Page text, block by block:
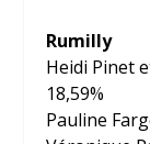
Rumilly
Heidi Pinet
18,59%
Pauline